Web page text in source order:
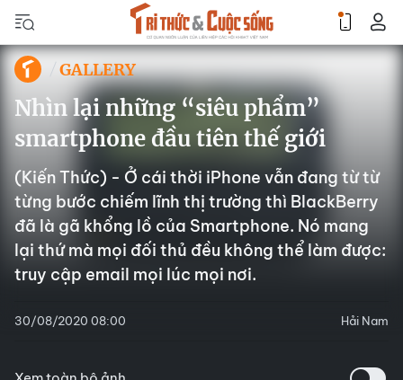
GALLERY
Nhìn lại những “siêu phẩm”
smartphone đầu tiên thế giới
(Kiến Thức) - Ở cái thời iPhone vẫn đang từ từ
từng bước chiếm lĩnh thị trường thì BlackBerry
đã là gã khổng lồ của Smartphone. Nó mang
lại thứ mà mọi đối thủ đều không thể làm được:
truy cập email mọi lúc mọi nơi.
30/08/2020 08:00 Hải Nam